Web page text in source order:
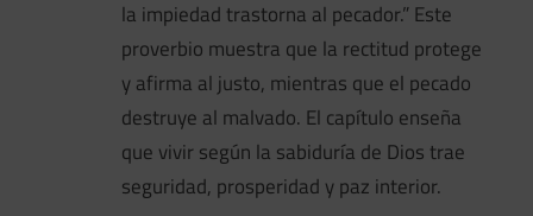
la impiedad trastorna al pecador.” Este
proverbio muestra que la rectitud protege
y afirma al justo, mientras que el pecado
destruye al malvado. El capítulo enseña
que vivir según la sabiduría de Dios trae
seguridad, prosperidad y paz interior.